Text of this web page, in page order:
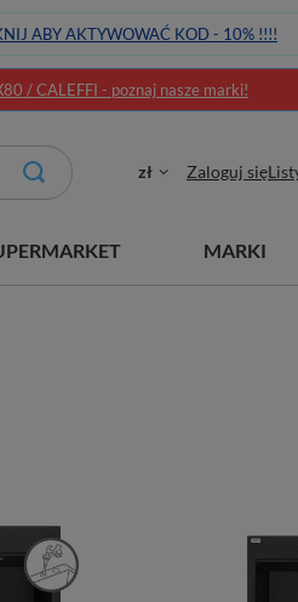
ABY AKTYWOWAĆ KOD - 10% !!!!
/ CALEFFI - poznaj nasze marki!
zł Zaloguj się
MARKI